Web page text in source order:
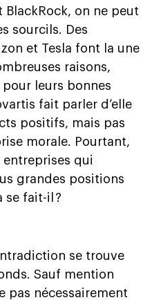
BlackRock, on ne peut
sourcils. Des
et Tesla font la une
raisons,
leurs bonnes
fait parler d’elle
positifs, mais pas
morale. Pourtant,
qui
grandes positions
se fait-il ?
se trouve
Sauf mention
pas nécessairement